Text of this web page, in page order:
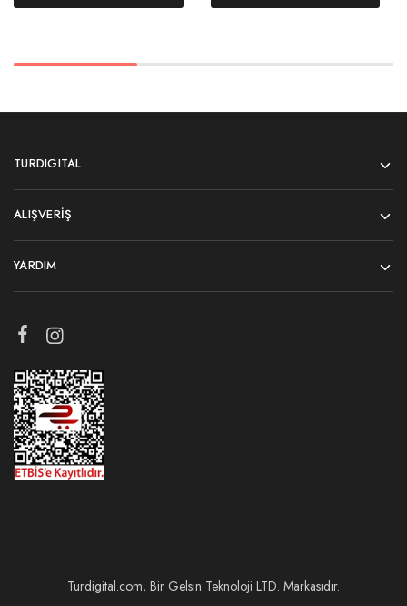
TURDIGITAL
ALIŞVERIŞ
YARDIM
Turdigital.com, Bir Gelsin Teknoloji LTD. Markasıdır.